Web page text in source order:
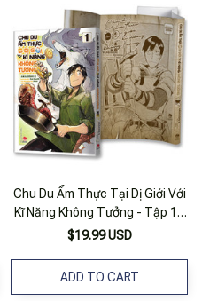
Chu Du Ẩm Thực Tại Dị Giới Với
Kĩ Năng Không Tưởng - Tập 1 -
Tặng Kèm Bìa Áo
$19.99 USD
ADD TO CART